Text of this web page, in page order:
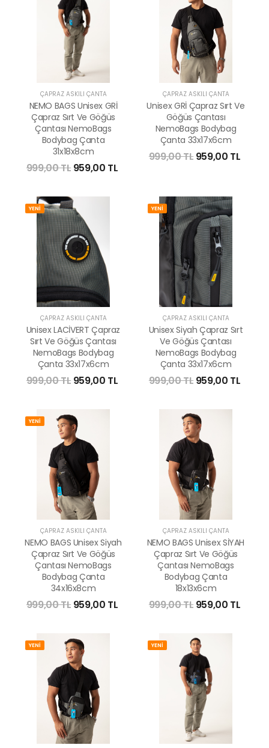
ÇAPRAZ ASKILI ÇANTA
NEMO BAGS Unisex GRİ
Çapraz Sırt Ve Göğüs
Çantası NemoBags
Bodybag Çanta
31x18x8cm
999,00 TL 959,00 TL
ÇAPRAZ ASKILI ÇANTA
Unisex GRİ Çapraz Sırt Ve
Göğüs Çantası
NemoBags Bodybag
Çanta 33x17x6cm
999,00 TL 959,00 TL
YENİ
ÇAPRAZ ASKILI ÇANTA
Unisex LACİVERT Çapraz
Sırt Ve Göğüs Çantası
NemoBags Bodybag
Çanta 33x17x6cm
999,00 TL 959,00 TL
YENİ
ÇAPRAZ ASKILI ÇANTA
Unisex Siyah Çapraz Sırt
Ve Göğüs Çantası
NemoBags Bodybag
Çanta 33x17x6cm
999,00 TL 959,00 TL
YENİ
ÇAPRAZ ASKILI ÇANTA
NEMO BAGS Unisex Siyah
Çapraz Sırt Ve Göğüs
Çantası NemoBags
Bodybag Çanta
34x16x8cm
999,00 TL 959,00 TL
ÇAPRAZ ASKILI ÇANTA
NEMO BAGS Unisex SİYAH
Çapraz Sırt Ve Göğüs
Çantası NemoBags
Bodybag Çanta
18x13x6cm
999,00 TL 959,00 TL
YENİ YENİ